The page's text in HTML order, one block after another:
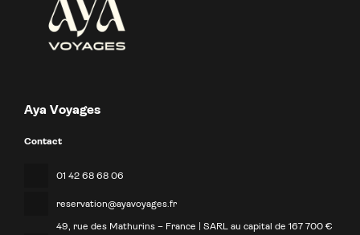
Aya Voyages
Contact
01 42 68 68 06
reservation@ayavoyages.fr
49, rue des Mathurins – France | SARL au capital de 167 700 €